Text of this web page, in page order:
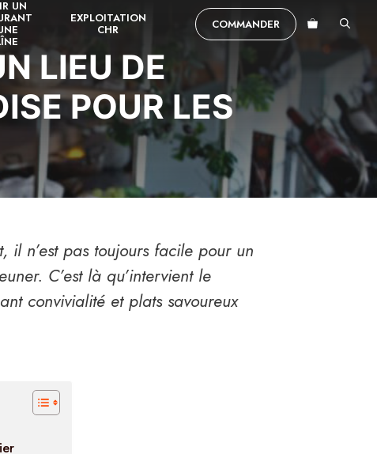
UN
EXPLOITATION
CHR COMMANDER
LIEU DE
POUR LES
n’est pas toujours facile pour un
C’est là qu’intervient le
convivialité et plats savoureux